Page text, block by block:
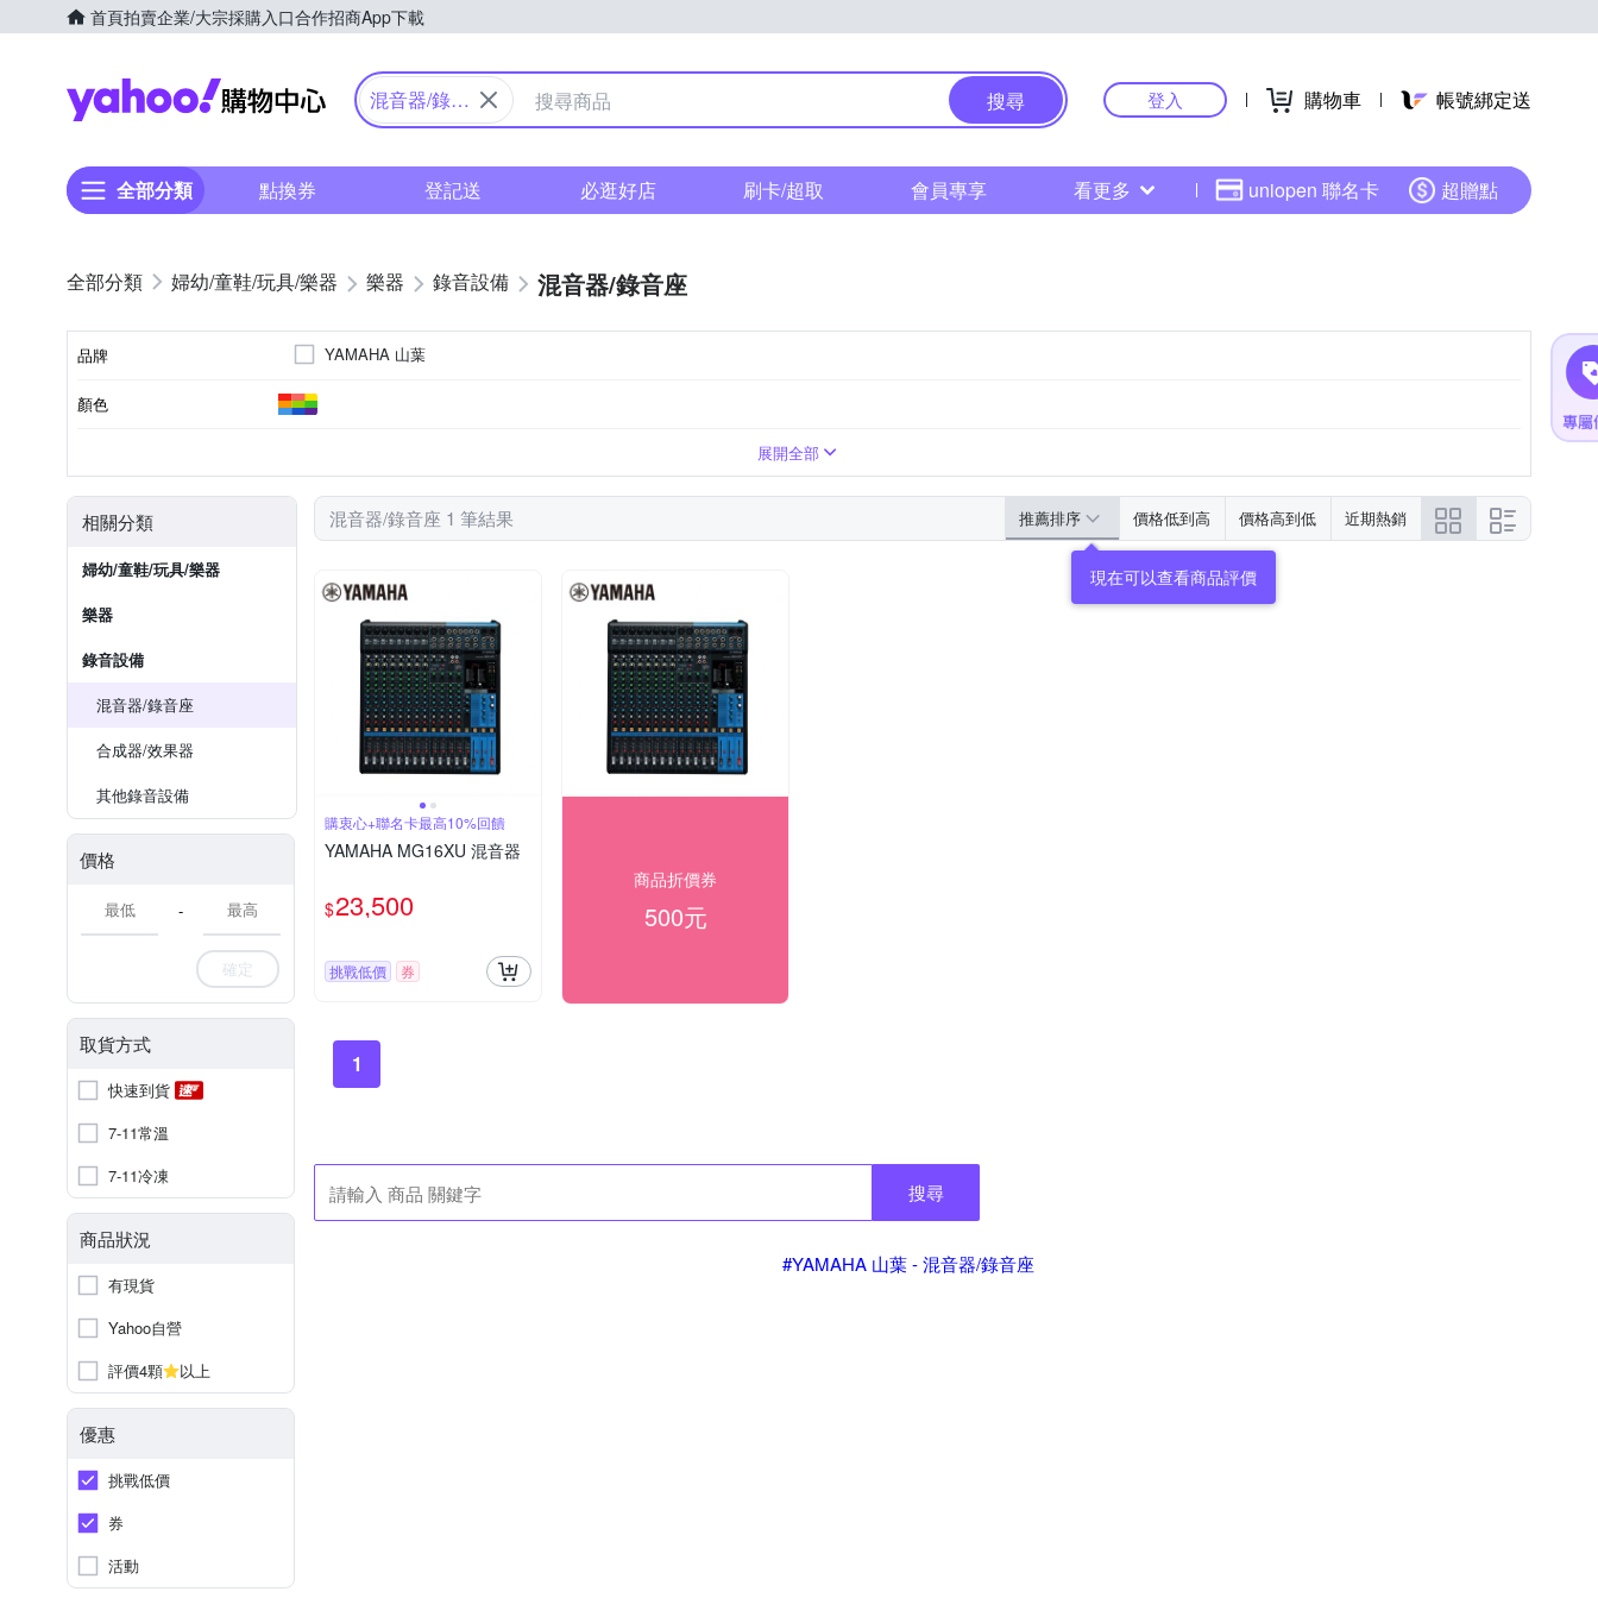
首頁拍賣企業/大宗採購入口合作招商App下載
Yahoo購物中心
混音器/錄音
搜尋 登入 購物車 帳號綁定送
全部分類 點換券 登記送 必逛好店 刷卡/超取 會員專享 看更多 uniopen 聯名卡 超贈點
婦幼/童鞋/玩具/樂器 樂器 錄音設備 混音器/錄音座
品牌 YAMAHA 山葉
顏色
展開全部
相關分類
婦幼/童鞋/玩具/樂器
樂器
錄音設備
混音器/錄音座
合成器/效果器
其他錄音設備
價格
-
確定
取貨方式
快速到貨
7-11常溫
7-11冷凍
商品狀況
有現貨
Yahoo自營
評價4顆
以上
優惠
挑戰低價
券
活動
混音器/錄音座 1 筆結果 推薦排序 價格低到高 價格高到低 近期熱銷
現在可以查看商品評價
購衷心+聯名卡最高10%回饋
YAMAHA MG16XU 混音器
$23,500
挑戰低價 券
商品折價券
500元
1
搜尋
#YAMAHA 山葉 - 混音器/錄音座